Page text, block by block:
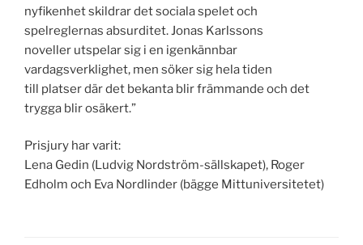
nyfikenhet skildrar det sociala spelet och
spelreglernas absurditet. Jonas Karlssons
noveller utspelar sig i en igenkännbar
vardagsverklighet, men söker sig hela tiden
till platser där det bekanta blir främmande och det
trygga blir osäkert.”
Prisjury har varit:
Lena Gedin (Ludvig Nordström-sällskapet), Roger
Edholm och Eva Nordlinder (bägge Mittuniversitetet)